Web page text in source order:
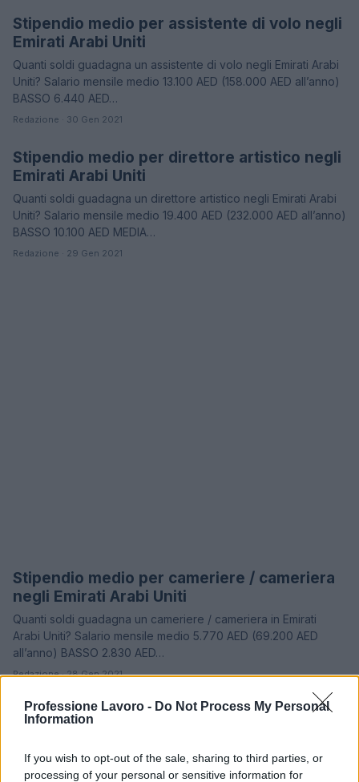
Professione Lavoro - Do Not Process My Personal
Information
If you wish to opt-out of the sale, sharing to third parties, or
processing of your personal or sensitive information for
STIPENDI
Stipendio medio per assistente di volo negli
Emirati Arabi Uniti
Quanti soldi guadagna un assistente di volo negli Emirati Arabi
Uniti? Salario mensile medio 13.100 AED (158.000 AED all’anno)
BASSO 6.440 AED…
Redazione · 30 Gen 2021
STIPENDI
Stipendio medio per direttore artistico negli
Emirati Arabi Uniti
Quanti soldi guadagna un direttore artistico negli Emirati Arabi
Uniti? Salario mensile medio 19.400 AED (232.000 AED all’anno)
BASSO 10.100 AED MEDIA…
Redazione · 29 Gen 2021
STIPENDI
Stipendio medio per cameriere / cameriera
negli Emirati Arabi Uniti
Quanti soldi guadagna un cameriere / cameriera in Emirati
Arabi Uniti? Salario mensile medio 5.770 AED (69.200 AED
all’anno) BASSO 2.830 AED…
Redazione · 28 Gen 2021
1 2 3 →